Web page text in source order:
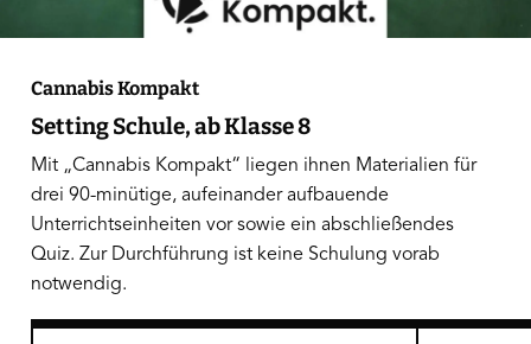
Cannabis Kompakt
Setting Schule, ab Klasse 8
Mit „Cannabis Kompakt“ liegen ihnen Materialien für
drei 90-minütige, aufeinander aufbauende
Unterrichtseinheiten vor sowie ein abschließendes
Quiz. Zur Durchführung ist keine Schulung vorab
notwendig.